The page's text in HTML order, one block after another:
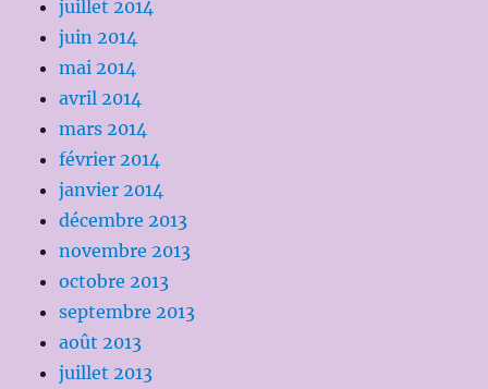
juillet 2014
juin 2014
mai 2014
avril 2014
mars 2014
février 2014
janvier 2014
décembre 2013
novembre 2013
octobre 2013
septembre 2013
août 2013
juillet 2013